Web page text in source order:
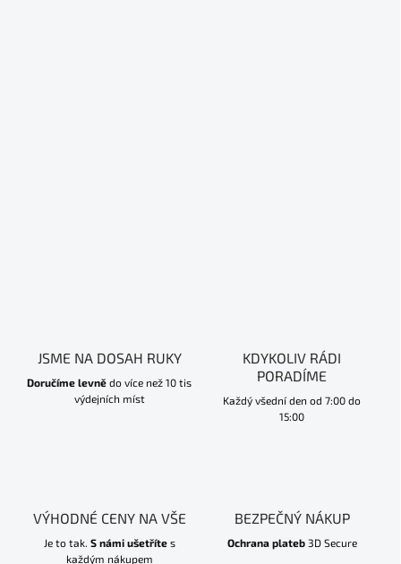
JSME NA DOSAH RUKY
Doručíme levně do více než 10 tis
výdejních míst
KDYKOLIV RÁDI
PORADÍME
Každý všední den od 7:00 do
15:00
VÝHODNÉ CENY NA VŠE
Je to tak. S námi ušetřítes
každým nákupem
BEZPEČNÝ NÁKUP
Ochrana plateb3D Secure